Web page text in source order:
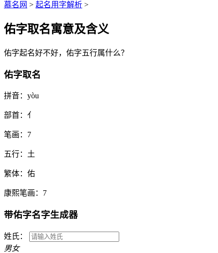
慕名网 > 起名用字解析 >
佑字取名寓意及含义
佑字起名好不好， 佑字五行属什么？
佑字取名
拼音： yòu
部首： 亻
笔画： 7
五行： 土
繁体： 佑
康熙笔画： 7
带佑字名字生成器
姓氏：
男女